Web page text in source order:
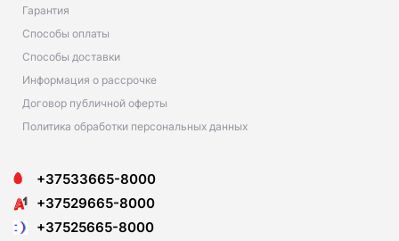
Гарантия
Способы оплаты
Способы доставки
Информация о рассрочке
Договор публичной оферты
Политика обработки персональных данных
+37533665-8000
+37529665-8000
+37525665-8000